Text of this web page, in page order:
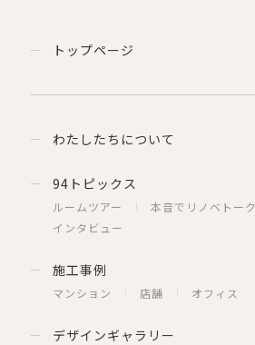
トップページ
わたしたちについて
94トピックス
ルームツアー 本音でリノベトーク
インタビュー
施工事例
マンション 店舗 オフィス
デザインギャラリー